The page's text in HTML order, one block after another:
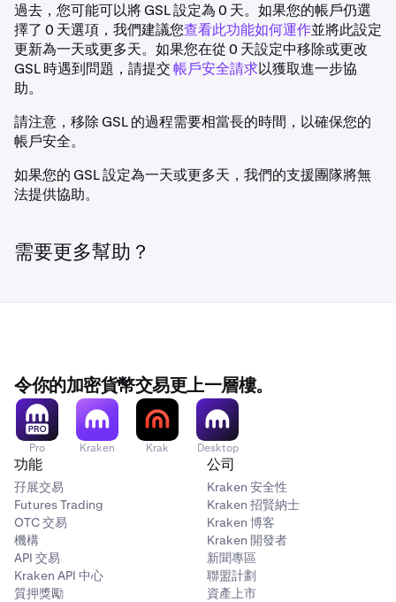
過去，您可能可以將 GSL 設定為 0 天。如果您的帳戶仍選
擇了 0 天選項，我們建議您查看此功能如何運作並將此設定
更新為一天或更多天。如果您在從 0 天設定中移除或更改
GSL 時遇到問題，請提交帳戶安全請求以獲取進一步協
助。
請注意，移除 GSL 的過程需要相當長的時間，以確保您的
帳戶安全。
如果您的 GSL 設定為一天或更多天，我們的支援團隊將無
法提供協助。
需要更多幫助？
令你的加密貨幣交易更上一層樓。
Pro Kraken Krak Desktop
功能
孖展交易
Futures Trading
OTC 交易
機構
API 交易
Kraken API 中心
質押獎勵
公司
Kraken 安全性
Kraken 招賢納士
Kraken 博客
Kraken 開發者
新聞專區
聯盟計劃
資產上市